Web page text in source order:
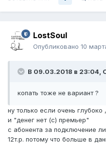
LostSoul
Опубликовано 10
В 09.03.2018 в 23:04,
копать тоже не вариант ?
ну только если очень
и "денег нет (с) премьер"
с абонента за подключение
12т.р. потому что больше в